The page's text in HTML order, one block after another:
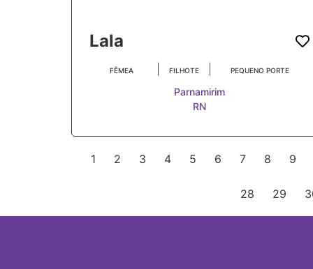
Lala
FÊMEA FILHOTE PEQUENO PORTE
Parnamirim
RN
1 2 3 4 5 6 7 8 9
28 29